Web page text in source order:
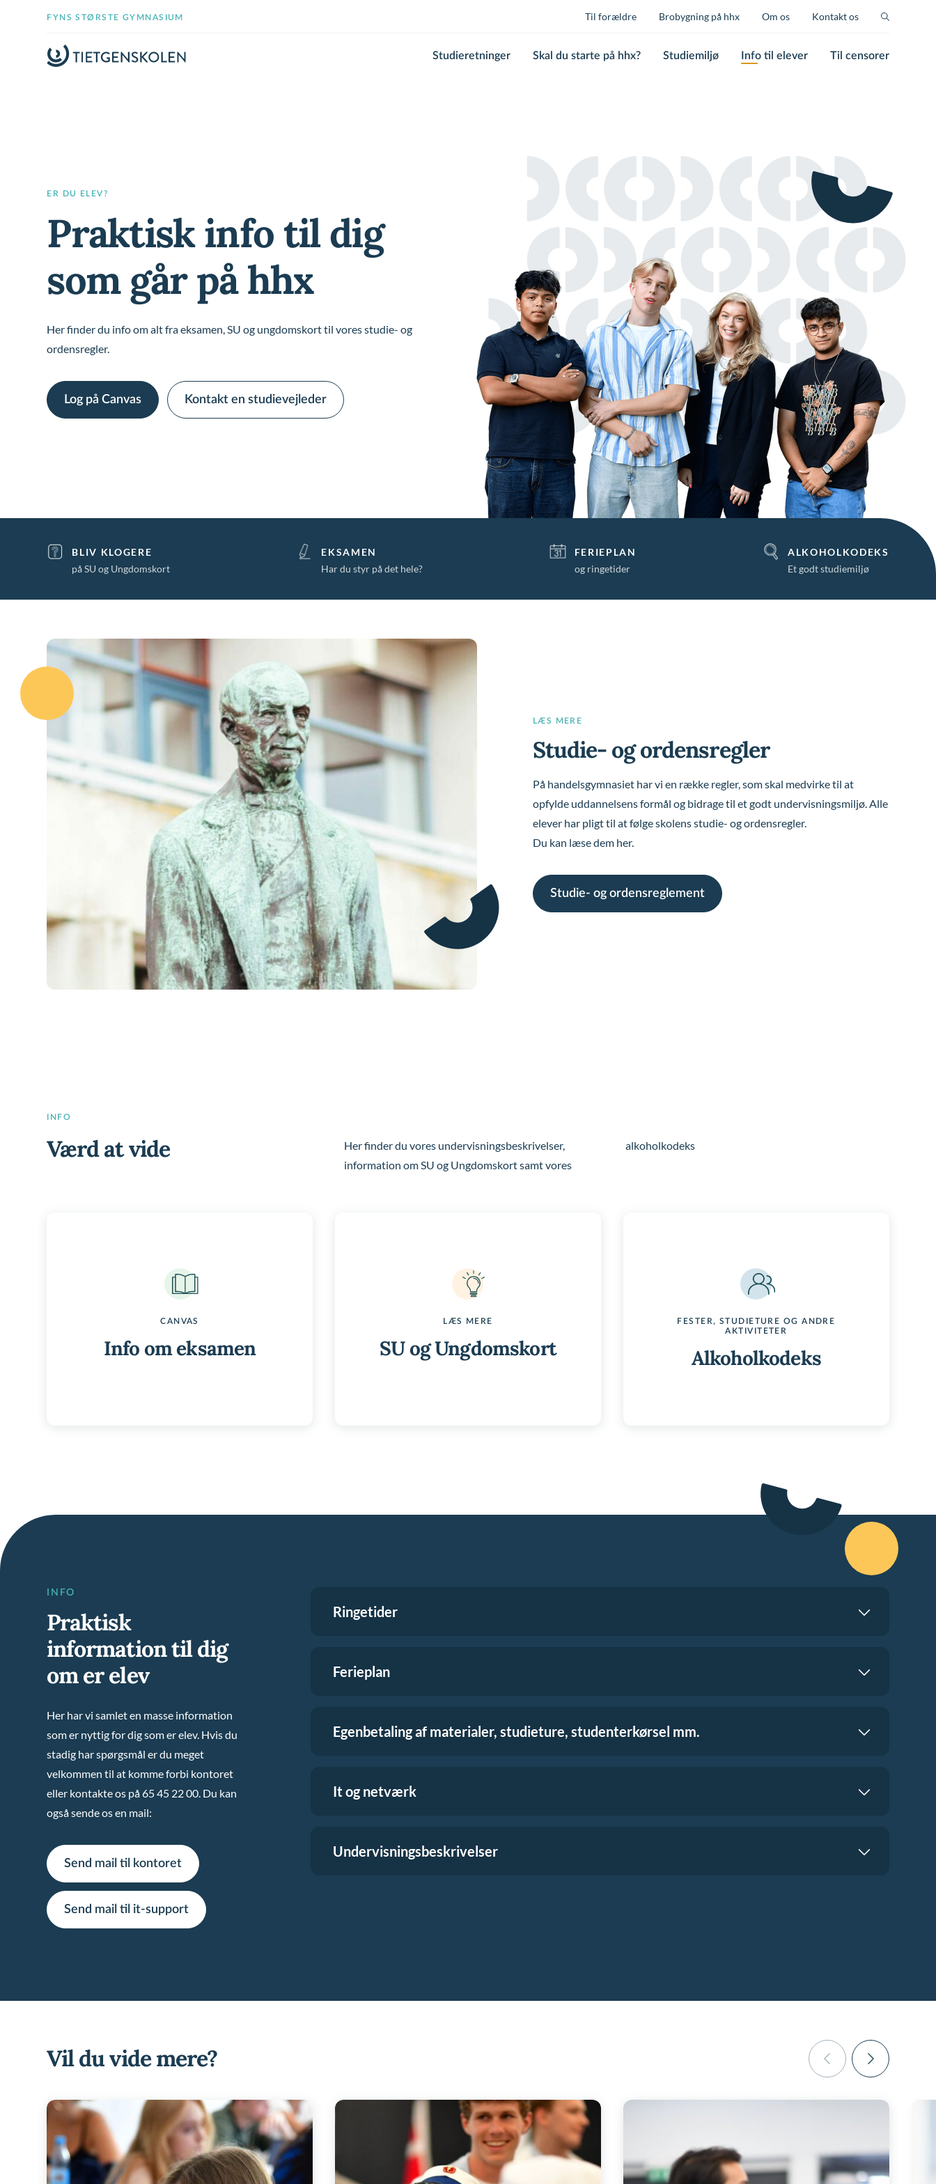
FYNS STØRSTE GYMNASIUM Til forældre Brobygning på hhx Om os Kontakt os
Studieretninger Skal du starte på hhx? Studiemiljø Info til elever Til censorer
ER DU ELEV?
Praktisk info til dig
som går på hhx
Her finder du info om alt fra eksamen, SU og ungdomskort til vores studie- og
ordensregler.
Log på Canvas Kontakt en studievejleder
BLIV KLOGERE
på SU og Ungdomskort
EKSAMEN
Har du styr på det hele?
FERIEPLAN
og ringetider
ALKOHOLKODEKS
Et godt studiemiljø
LÆS MERE
Studie- og ordensregler
På handelsgymnasiet har vi en række regler, som skal medvirke til at
opfylde uddannelsens formål og bidrage til et godt undervisningsmiljø. Alle
elever har pligt til at følge skolens studie- og ordensregler.
Du kan læse dem her.
Studie- og ordensreglement
INFO
Værd at vide
Her finder du vores undervisningsbeskrivelser,
information om SU og Ungdomskort samt vores
alkoholkodeks
CANVAS
Info om eksamen
LÆS MERE
SU og Ungdomskort
FESTER, STUDIETURE OG ANDRE
AKTIVITETER
Alkoholkodeks
INFO
Praktisk
information til dig
om er elev
Her har vi samlet en masse information
som er nyttig for dig som er elev. Hvis du
stadig har spørgsmål er du meget
velkommen til at komme forbi kontoret
eller kontakte os på 65 45 22 00. Du kan
også sende os en mail:
Send mail til kontoret
Send mail til it-support
Ringetider
Ferieplan
Egenbetaling af materialer, studieture, studenterkørsel mm.
It og netværk
Undervisningsbeskrivelser
Vil du vide mere?